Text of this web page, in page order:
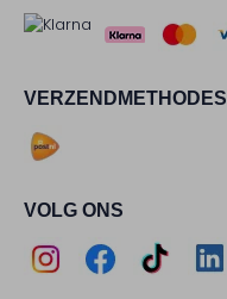
VERZENDMETHODES
VOLG ONS